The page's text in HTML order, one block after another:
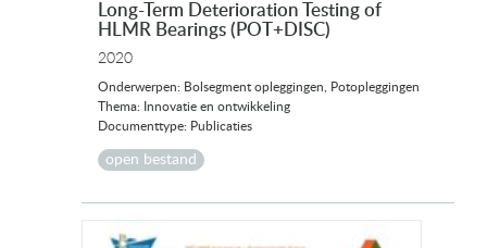
Long-Term Deterioration Testing of
HLMR Bearings (POT+DISC)
2020
Onderwerpen: Bolsegment opleggingen, Potopleggingen
Thema: Innovatie en ontwikkeling
Documenttype: Publicaties
open bestand